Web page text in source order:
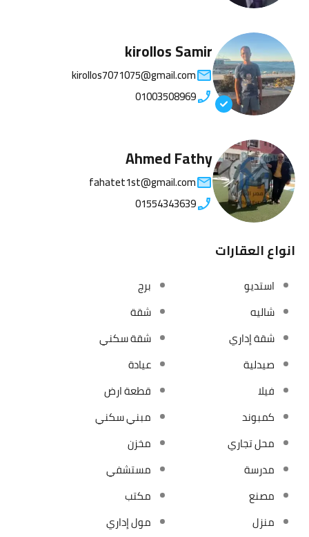
kirollos Samir
kirollos7071075@gmail.com
01003508969
Ahmed Fathy
fahatet1st@gmail.com
01554343639
انواع العقارات
استديو
برج
شاليه
شقة
شقة إداري
شقة سكني
صيدلية
عيادة
فيلا
قطعة ارض
كمبوند
مبني سكني
محل تجاري
مخزن
مدرسة
مستشفي
مصنع
مكتب
منزل
مول إداري